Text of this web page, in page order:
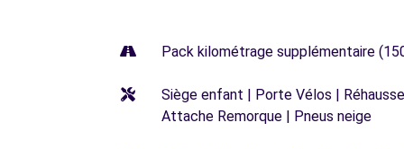
Pack kilométrage supplémentaire
Siège enfant | Porte Vélos |
Attache Remorque | Pneus neige